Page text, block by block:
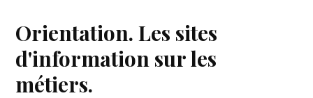
Orientation. Les sites
d'information sur les
métiers.